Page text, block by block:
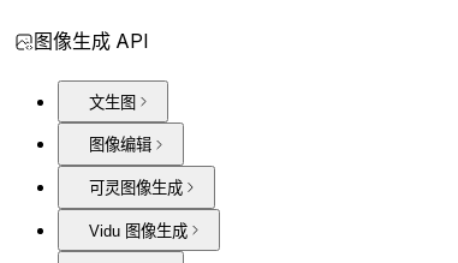
图像生成 API
文生图
图像编辑
可灵图像生成
Vidu 图像生成